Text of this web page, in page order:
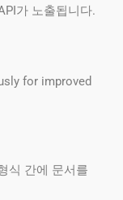
가 노출됩니다.
for improved
식 간에 문서를